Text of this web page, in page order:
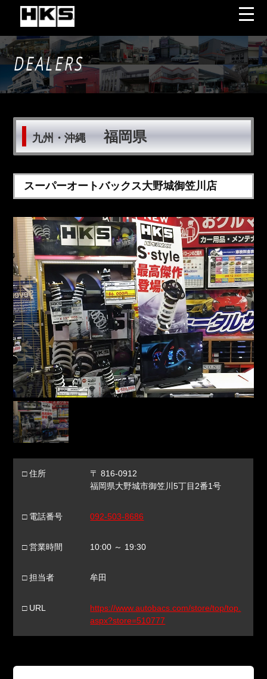
DEALERS
九州・沖縄 福岡県
スーパーオートバックス大野城御笠川店
□ 住所
〒 816-0912
福岡県大野城市御笠川5丁目2番1号
□ 電話番号 092-503-8686
□ 営業時間 10:00 ～ 19:30
□ 担当者 牟田
□ URL
https://www.autobacs.com/store/top/top.
aspx?store=510777